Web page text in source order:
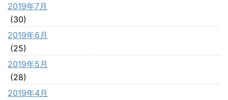
2019年7月
(30)
2019年6月
(25)
2019年5月
(28)
2019年4月